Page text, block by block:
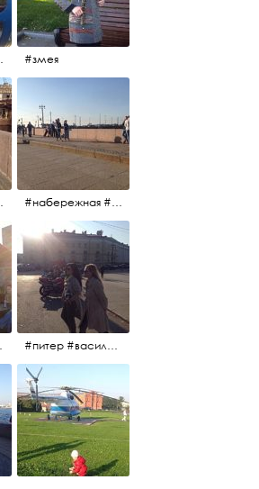
#полёты #змея
#набережная #людигуляют #биржевоймост
#питер #васильевскийостров #байкеры #иностранцы